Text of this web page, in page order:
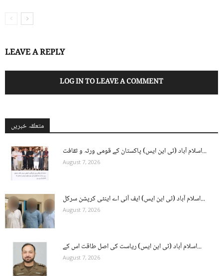
LEAVE A REPLY
LOG IN TO LEAVE A COMMENT
متعلقہ خبریں
اسلام آباد (ٹی این ایس) پاکستان کے قومی ورثہ و ثقافت...
August 7, 2026
اسلام آباد (ٹی این ایس) ایف آئی اے اینٹی کرپشن سرکل...
August 7, 2026
اسلام آباد (ٹی این ایس) ریاست کی اصل طاقت اس کے...
August 7, 2026